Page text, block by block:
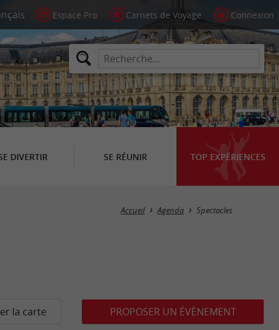
Espace Pro Carnets de Voyage Connexion
DIVERTIR SE RÉUNIR TOP EXPÉRIENCES
Masquer la carte
Accueil Agenda Spectacles
la carte PROPOSER UN ÉVÈNEMENT